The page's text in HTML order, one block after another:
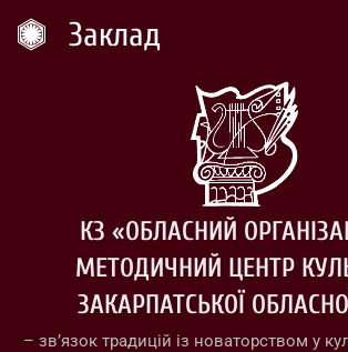
Заклад
КЗ «ОБЛАСНИЙ
МЕТОДИЧНИЙ ЦЕНТР
ЗАКАРПАТСЬКОЇ
– зв’язок традицій із новаторством у